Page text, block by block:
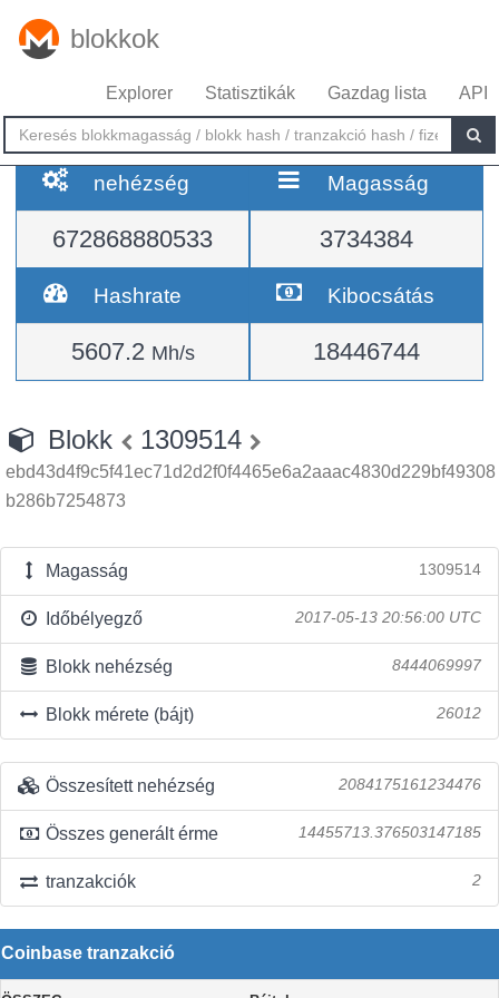
blokkok
Explorer Statisztikák Gazdag lista API
nehézség
672868880533
Magasság
3734384
Hashrate
5607.2 Mh/s
Kibocsátás
18446744
Blokk 1309514
ebd43d4f9c5f41ec71d2d2f0f4465e6a2aaac4830d229bf49308
b286b7254873
Magasság 1309514
Időbélyegző 2017-05-13 20:56:00 UTC
Blokk nehézség 8444069997
Blokk mérete (bájt) 26012
Összesített nehézség 2084175161234476
Összes generált érme 14455713.376503147185
tranzakciók 2
Coinbase tranzakció